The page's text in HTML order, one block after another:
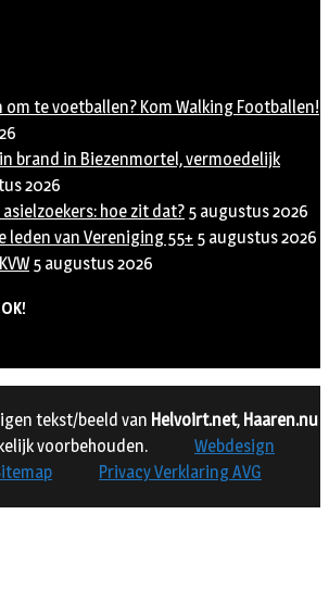
om te voetballen? Kom Walking Footballen!
brand in Biezenmortel, vermoedelijk
2026
hoe zit dat? 5 augustus 2026
leden van Vereniging 55+ 5 augustus 2026
5 augustus 2026
tekst/beeld van Helvoirt.net, Haaren.nu
voorbehouden.
Webdesign
Privacy Verklaring AVG